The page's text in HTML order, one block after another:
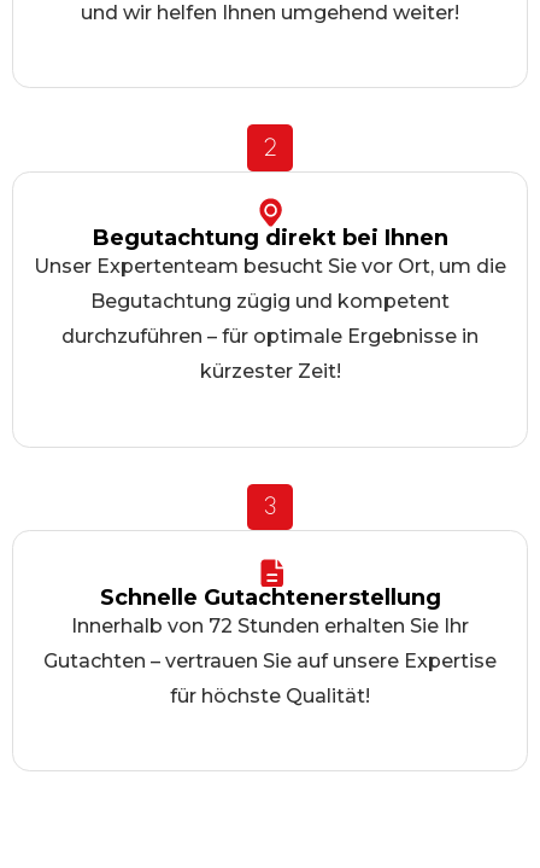
und wir helfen Ihnen umgehend weiter!
2
Begutachtung direkt bei Ihnen
Unser Expertenteam besucht Sie vor Ort, um die
Begutachtung zügig und kompetent
durchzuführen – für optimale Ergebnisse in
kürzester Zeit!
3
Schnelle Gutachtenerstellung
Innerhalb von 72 Stunden erhalten Sie Ihr
Gutachten – vertrauen Sie auf unsere Expertise
für höchste Qualität!